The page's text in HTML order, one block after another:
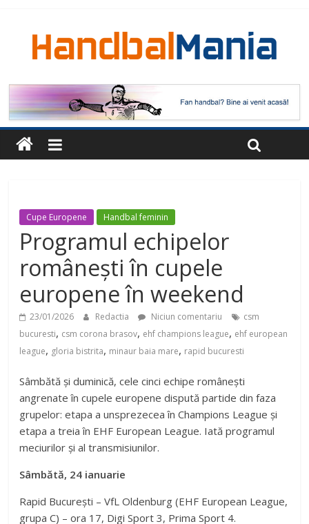
Cupe Europene Handbal feminin
Programul echipelor
românești în cupele
europene în weekend
23/01/2026 Redactia Niciun comentariu
csm
bucuresti, csm corona brasov, ehf champions league, ehf european
league, gloria bistrita, minaur baia mare, rapid bucuresti
Sâmbătă și duminică, cele cinci echipe românești
angrenate în cupele europene dispută partide din faza
grupelor: etapa a unsprezecea în Champions League și
etapa a treia în EHF European League. Iată programul
meciurilor și al transmisiunilor.
Sâmbătă, 24 ianuarie
Rapid București – VfL Oldenburg (EHF European League,
grupa C) – ora 17, Digi Sport 3, Prima Sport 4.